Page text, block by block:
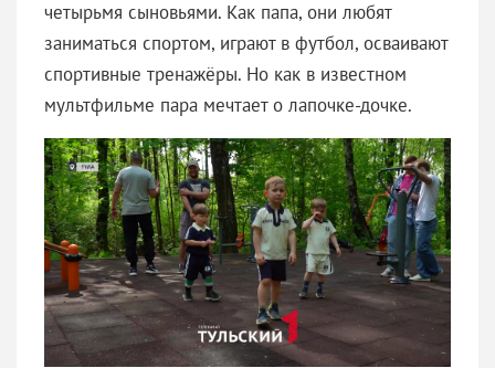
четырьмя сыновьями. Как папа, они любят
заниматься спортом, играют в футбол, осваивают
спортивные тренажёры. Но как в известном
мультфильме пара мечтает о лапочке-дочке.